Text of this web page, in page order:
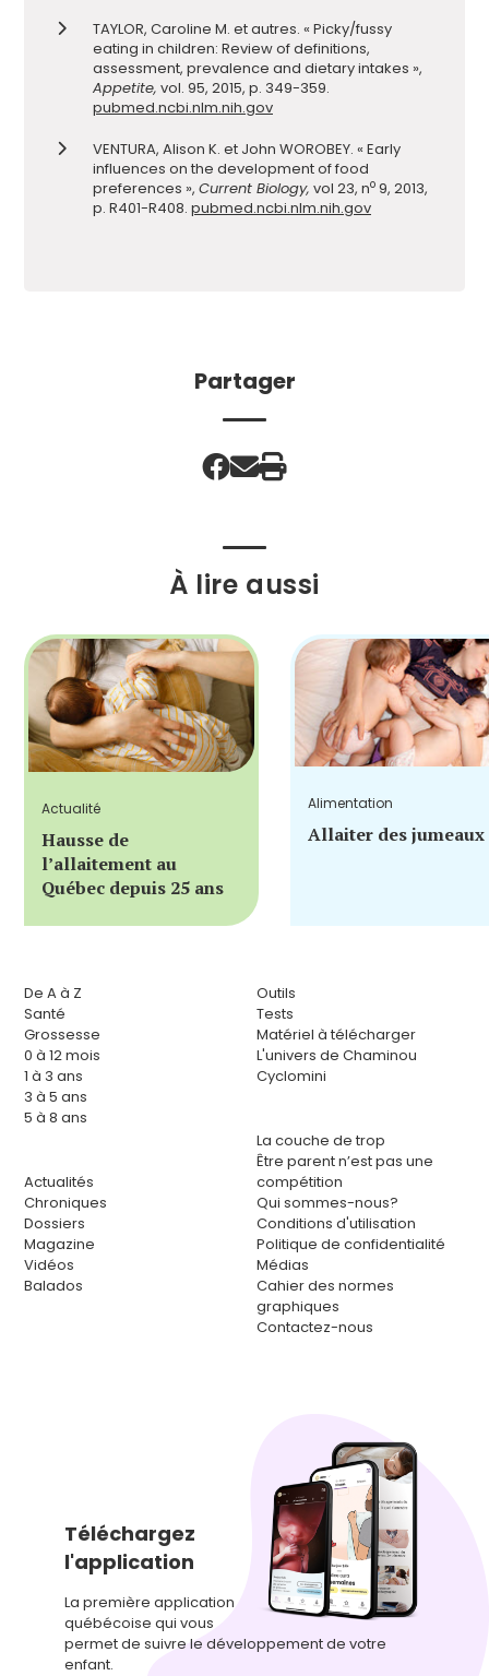
TAYLOR, Caroline M. et autres. « Picky/fussy
eating in children: Review of definitions,
assessment, prevalence and dietary intakes »,
Appetite, vol. 95, 2015, p. 349-359.
pubmed.ncbi.nlm.nih.gov
VENTURA, Alison K. et John WOROBEY. « Early
influences on the development of food
preferences », Current Biology, vol 23, no 9, 2013,
p. R401-R408. pubmed.ncbi.nlm.nih.gov
Partager
À lire aussi
Actualité
Hausse de
l’allaitement au
Québec depuis 25 ans
Alimentation
Allaiter des jumeaux
De A à Z
Santé
Grossesse
0 à 12 mois
1 à 3 ans
3 à 5 ans
5 à 8 ans
Actualités
Chroniques
Dossiers
Magazine
Vidéos
Balados
Outils
Tests
Matériel à télécharger
L'univers de Chaminou
Cyclomini
La couche de trop
Être parent n’est pas une
compétition
Qui sommes-nous?
Conditions d'utilisation
Politique de confidentialité
Médias
Cahier des normes
graphiques
Contactez-nous
Téléchargez
l'application
La première application
québécoise qui vous
permet de suivre le développement de votre
enfant.